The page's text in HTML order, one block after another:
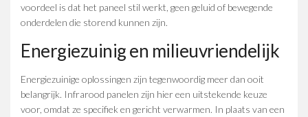
voordeel is dat het paneel stil werkt, geen geluid of bewegende
onderdelen die storend kunnen zijn.
Energiezuinig en milieuvriendelijk
Energiezuinige oplossingen zijn tegenwoordig meer dan ooit
belangrijk. Infrarood panelen zijn hier een uitstekende keuze
voor, omdat ze specifiek en gericht verwarmen. In plaats van een